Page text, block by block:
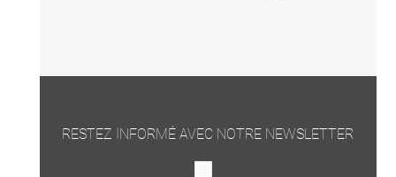
RESTEZ INFORMÉ AVEC NOTRE NEWSLETTER